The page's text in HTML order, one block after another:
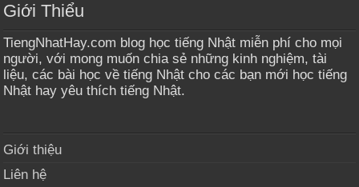
Giới Thiểu
TiengNhatHay.com blog học tiếng Nhật miễn phí cho mọi
người, với mong muốn chia sẻ những kinh nghiệm, tài
liệu, các bài học về tiếng Nhật cho các bạn mới học tiếng
Nhật hay yêu thích tiếng Nhật.
Giới thiệu
Liên hệ